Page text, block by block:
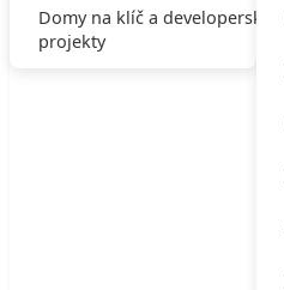
Domy na klíč a developerské
projekty